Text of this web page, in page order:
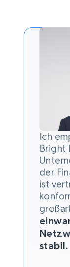
Ich
Bright
der
ist
stabil.